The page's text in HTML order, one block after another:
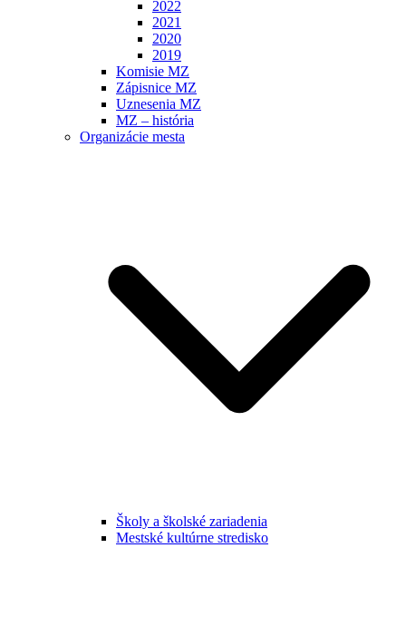
2022
2021
2020
2019
Komisie MZ
Zápisnice MZ
Uznesenia MZ
MZ – história
Organizácie mesta
Školy a školské zariadenia
Mestské kultúrne stredisko